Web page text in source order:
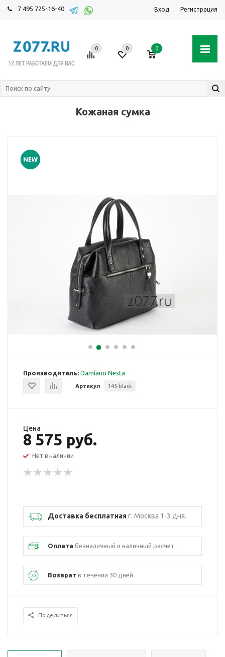
7 495 725-16-40 Вход Регистрация
0 0 0
Кожаная сумка
Производитель: Damiano Nesta
Артикул 145-black
Цена
8 575 руб.
Нет в наличии
Доставка бесплатнаяг. Москва 1-3 дня.
Оплата безналичный и наличный расчет
Возврат в течении 30 дней
Поделиться